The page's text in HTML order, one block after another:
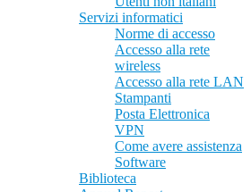
Servizi informatici
Norme di accesso
Accesso alla rete
wireless
Accesso alla rete LAN
Stampanti
Posta Elettronica
VPN
Come avere assistenza
Software
Biblioteca